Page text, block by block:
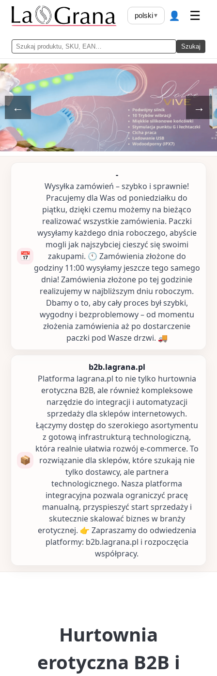
Szukaj
polski▾ 👤 ☰
← →
📅
-
Wysyłka zamówień – szybko i sprawnie!
Pracujemy dla Was od poniedziałku do
piątku, dzięki czemu możemy na bieżąco
realizować wszystkie zamówienia. Paczki
wysyłamy każdego dnia roboczego, abyście
mogli jak najszybciej cieszyć się swoimi
zakupami. 🕚 Zamówienia złożone do
godziny 11:00 wysyłamy jeszcze tego samego
dnia! Zamówienia złożone po tej godzinie
realizujemy w najbliższym dniu roboczym.
Dbamy o to, aby cały proces był szybki,
wygodny i bezproblemowy – od momentu
złożenia zamówienia aż po dostarczenie
paczki pod Wasze drzwi. 🚚
📦
b2b.lagrana.pl
Platforma lagrana.pl to nie tylko hurtownia
erotyczna B2B, ale również kompleksowe
narzędzie do integracji i automatyzacji
sprzedaży dla sklepów internetowych.
Łączymy dostęp do szerokiego asortymentu
z gotową infrastrukturą technologiczną,
która realnie ułatwia rozwój e-commerce. To
rozwiązanie dla sklepów, które szukają nie
tylko dostawcy, ale partnera
technologicznego. Nasza platforma
integracyjna pozwala ograniczyć pracę
manualną, przyspieszyć start sprzedaży i
skutecznie skalować biznes w branży
erotycznej. 👉 Zapraszamy do odwiedzenia
platformy: b2b.lagrana.pl i rozpoczęcia
współpracy.
Hurtownia
erotyczna B2B i